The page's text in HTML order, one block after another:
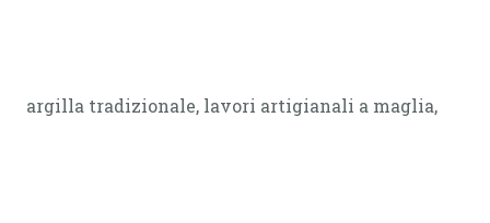
argilla tradizionale, lavori artigianali a maglia,